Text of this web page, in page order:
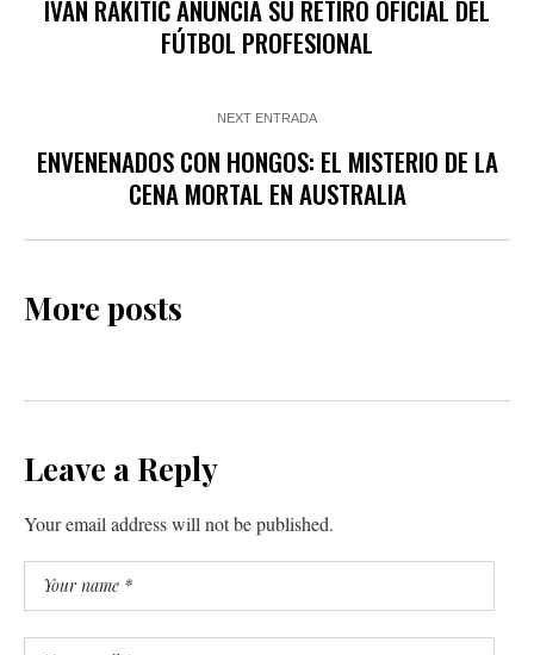
IVAN RAKITIĆ ANUNCIA SU RETIRO OFICIAL DEL
FÚTBOL PROFESIONAL
NEXT ENTRADA
ENVENENADOS CON HONGOS: EL MISTERIO DE LA
CENA MORTAL EN AUSTRALIA
More posts
Leave a Reply
Your email address will not be published.